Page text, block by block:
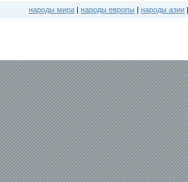
народы мира | народы европы | народы азии